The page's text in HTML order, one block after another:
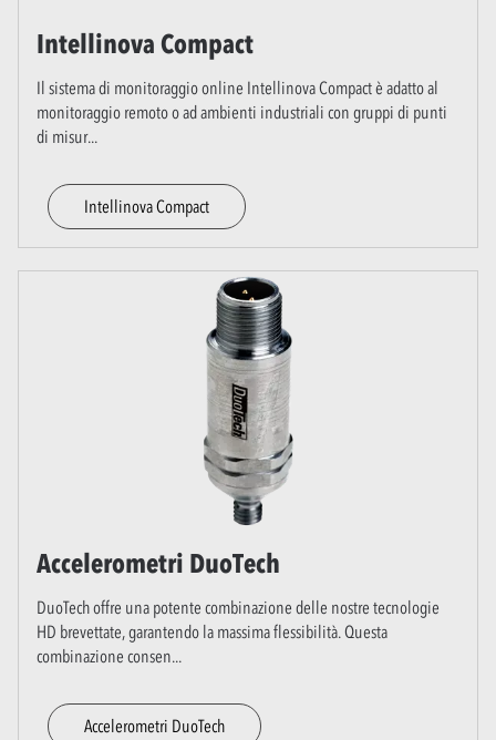
Intellinova Compact
Il sistema di monitoraggio online Intellinova Compact è adatto al
monitoraggio remoto o ad ambienti industriali con gruppi di punti
di misur...
Intellinova Compact
Accelerometri DuoTech
DuoTech offre una potente combinazione delle nostre tecnologie
HD brevettate, garantendo la massima flessibilità. Questa
combinazione consen...
Accelerometri DuoTech